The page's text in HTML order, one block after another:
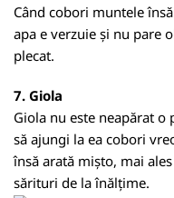
Când cobori muntele
apa e verzuie și nu pare
plecat.
7. Giola
Giola nu este neapărat o
să ajungi la ea cobori
însă arată mișto, mai
sărituri de la înălțime.